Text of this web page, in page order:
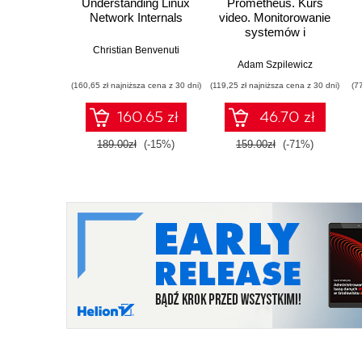
Understanding Linux
Network Internals
Christian Benvenuti
(160,65 zł najniższa cena z 30 dni)
160.65 zł
189.00zł (-15%)
Prometheus. Kurs
video. Monitorowanie
systemów i
nieprawidłowości
Adam Szpilewicz
(119,25 zł najniższa cena z 30 dni)
46.70 zł
159.00zł (-71%)